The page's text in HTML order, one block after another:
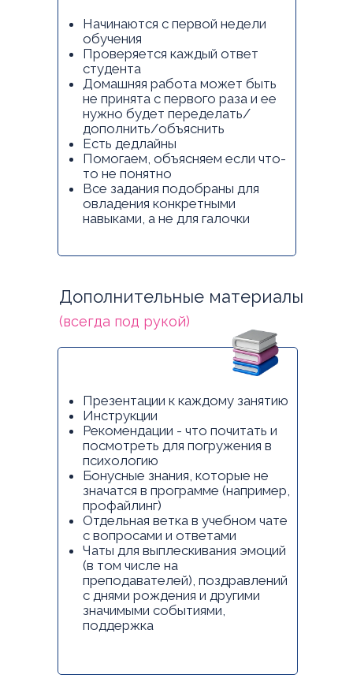
Начинаются с первой недели
обучения
Проверяется каждый ответ
студента
Домашняя работа может быть
не принята с первого раза и ее
нужно будет переделать/
дополнить/объяснить
Есть дедлайны
Помогаем, объясняем если что-
то не понятно
Все задания подобраны для
овладения конкретными
навыками, а не для галочки
Дополнительные материалы
Презентации к каждому занятию
Инструкции
Рекомендации - что почитать и
посмотреть для погружения в
психологию
Бонусные знания, которые не
значатся в программе (например,
профайлинг)
Отдельная ветка в учебном чате
с вопросами и ответами
Чаты для выплескивания эмоций
(в том числе на
преподавателей), поздравлений
с днями рождения и другими
значимыми событиями,
поддержка
(всегда под рукой)